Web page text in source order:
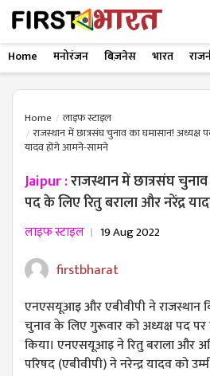
Home मनोरंजन बिज़नेस भारत
Home
लाइफ स्टाइल
राजस्थान में छात्रसंघ चुनाव का घमासान! अध्यक्ष
यादव होंगे आमने-सामने
Jaipur :राजस्थान में छात्रसंघ
पद के लिए रितु बराला और नरेंद्र
लाइफ स्टाइल 19 Aug 2022
firstbharat
एनएसयूआइ और एबीवीपी ने राजस्थान
चुनाव के लिए गुरूवार को अध्यक्ष पद पर
किया। एनएसयूआइ ने रितु बराला और
परिषद (एबीवीपी) ने नरेन्द्र यादव को